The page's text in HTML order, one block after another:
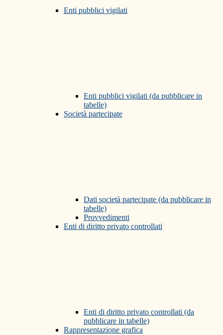
Enti pubblici vigilati
Enti pubblici vigilati (da pubblicare in
tabelle)
Società partecipate
Dati società partecipate (da pubblicare in
tabelle)
Provvedimenti
Enti di diritto privato controllati
Enti di diritto privato controllati (da
pubblicare in tabelle)
Rappresentazione grafica